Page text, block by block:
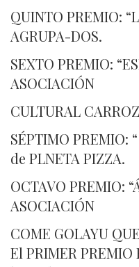
QUINTO PREMIO:
AGRUPA-DOS.
SEXTO PREMIO:
ASOCIACIÓN
CULTURAL
SÉPTIMO PREMIO:
de PLNETA PIZZA.
OCTAVO PREMIO:
ASOCIACIÓN
COME GOLAYU
El PRIMER PREMIO